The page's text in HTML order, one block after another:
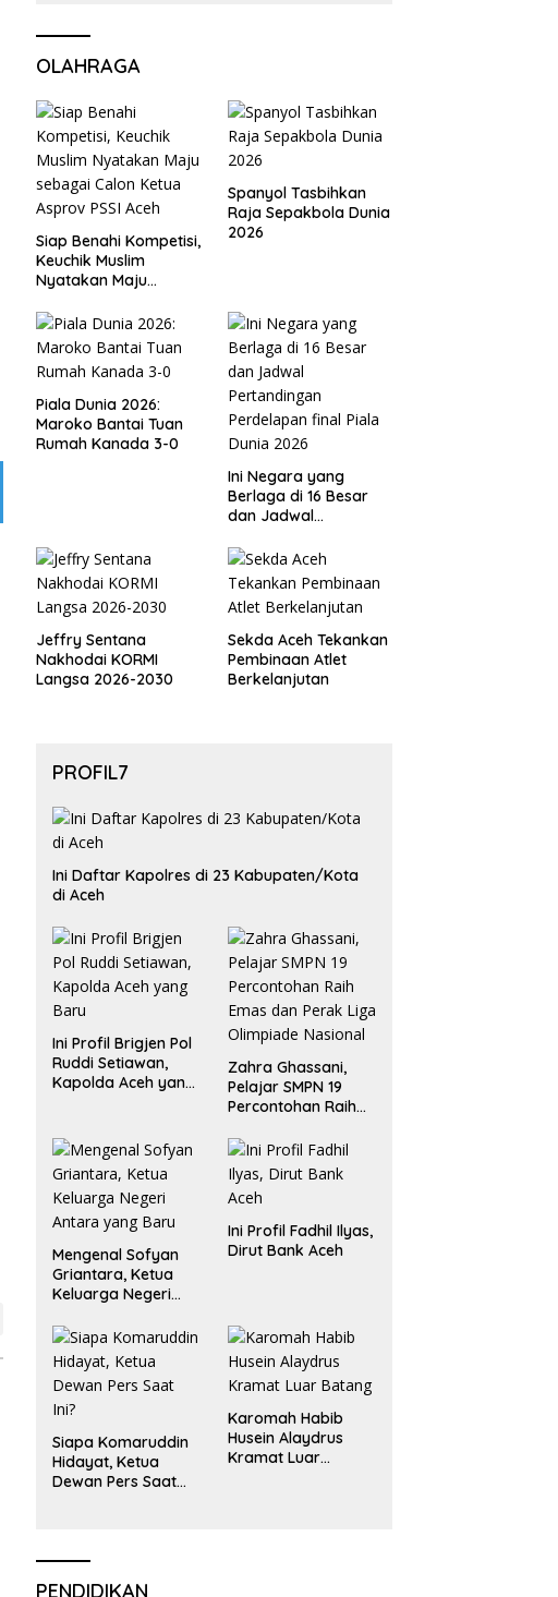
OLAHRAGA
Siap Benahi Kompetisi,
Keuchik Muslim
Nyatakan Maju
Asprov PSSI Aceh
Spanyol Tasbihkan
Raja Sepakbola Dunia
2026
Piala Dunia 2026:
Maroko Bantai Tuan
Rumah Kanada 3-0
Ini Negara yang
Berlaga di 16 Besar
dan Jadwal
Perdelapan final Piala
Dunia 2026
Jeffry Sentana
Nakhodai KORMI
Langsa 2026-2030
Sekda Aceh Tekankan
Pembinaan Atlet
Berkelanjutan
PROFIL7
Ini Daftar Kapolres di 23 Kabupaten/Kota
di Aceh
Ini Profil Brigjen Pol
Ruddi Setiawan,
Kapolda Aceh yang
Zahra Ghassani,
Pelajar SMPN 19
Percontohan Raih
Liga Olimpiade
Nasional
Mengenal Sofyan
Griantara, Ketua
Keluarga Negeri
Ini Profil Fadhil Ilyas,
Dirut Bank Aceh
Siapa Komaruddin
Hidayat, Ketua
Dewan Pers Saat
Karomah Habib
Husein Alaydrus
Kramat Luar
PENDIDIKAN